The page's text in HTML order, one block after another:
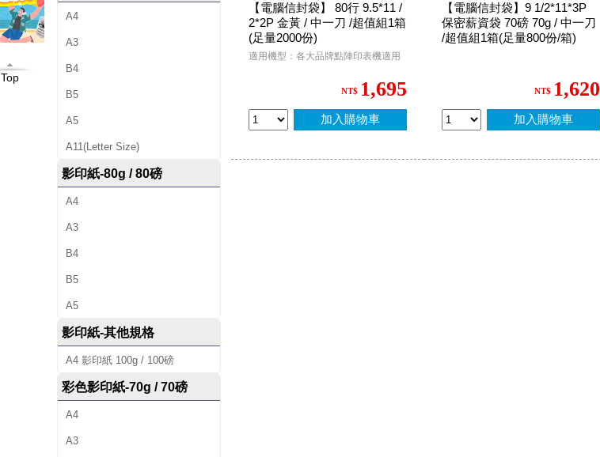
Top
A4
A3
B4
B5
A5
A11(Letter Size)
影印紙-80g / 80磅
A4
A3
B4
B5
A5
影印紙-其他規格
A4 影印紙 100g / 100磅
彩色影印紙-70g / 70磅
A4
A3
【電腦信封袋】 80行 9.5*11 /
2*2P 金黃 / 中一刀 /超值組1箱
(足量2000份)
適用機型：各大品牌點陣印表機適用
NT$ 1,695
加入購物車
【電腦信封袋】9 1/2*11*3P
保密薪資袋 70磅 70g / 中一刀
/超值組1箱(足量800份/箱)
NT$ 1,620
加入購物車